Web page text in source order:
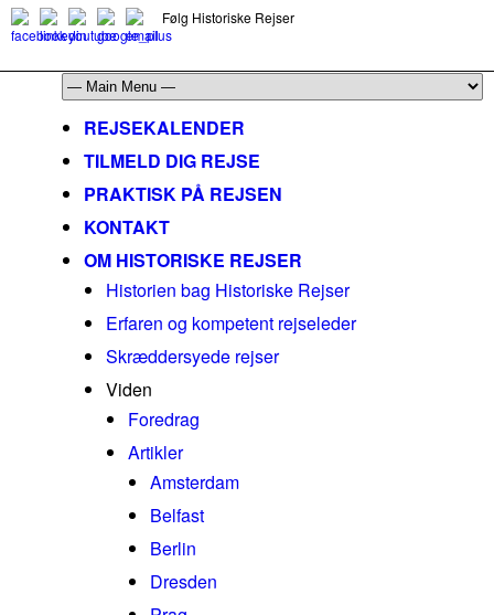
Følg Historiske Rejser
REJSEKALENDER
TILMELD DIG REJSE
PRAKTISK PÅ REJSEN
KONTAKT
OM HISTORISKE REJSER
Historien bag Historiske Rejser
Erfaren og kompetent rejseleder
Skræddersyede rejser
Viden
Foredrag
Artikler
Amsterdam
Belfast
Berlin
Dresden